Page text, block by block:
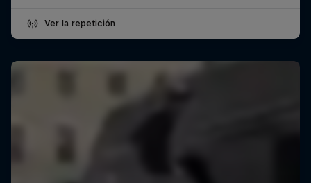
Ver la repetición